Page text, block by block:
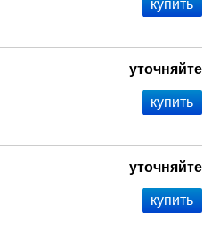
уточняйте
уточняйте